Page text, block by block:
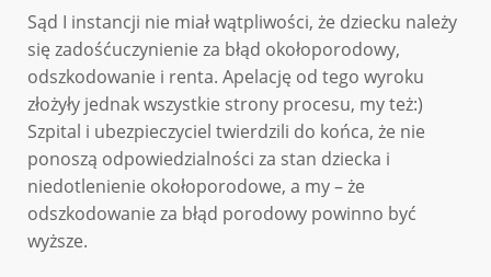
Sąd I instancji nie miał wątpliwości, że dziecku należy
się zadośćuczynienie za błąd okołoporodowy,
odszkodowanie i renta. Apelację od tego wyroku
złożyły jednak wszystkie strony procesu, my też:)
Szpital i ubezpieczyciel twierdzili do końca, że nie
ponoszą odpowiedzialności za stan dziecka i
niedotlenienie okołoporodowe, a my – że
odszkodowanie za błąd porodowy powinno być
wyższe.